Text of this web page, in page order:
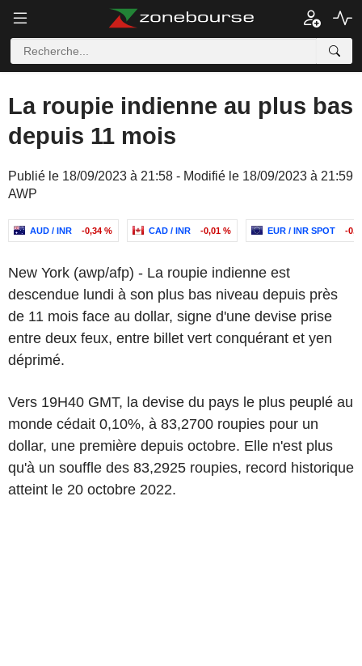
La roupie indienne au plus bas
depuis 11 mois
Publié le 18/09/2023 à 21:58 - Modifié le 18/09/2023 à 21:59
AWP
AUD / INR -0,34 % CAD / INR -0,01 % EUR / INR SPOT -
New York (awp/afp) - La roupie indienne est
descendue lundi à son plus bas niveau depuis près
de 11 mois face au dollar, signe d'une devise prise
entre deux feux, entre billet vert conquérant et yen
déprimé.
Vers 19H40 GMT, la devise du pays le plus peuplé au
monde cédait 0,10%, à 83,2700 roupies pour un
dollar, une première depuis octobre. Elle n'est plus
qu'à un souffle des 83,2925 roupies, record historique
atteint le 20 octobre 2022.